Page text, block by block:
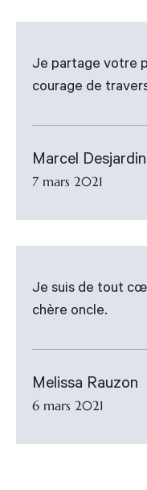
Je partage votre
courage de
Marcel
7 mars 2021
Je suis de tout
chère oncle.
Melissa Rauzon
6 mars 2021